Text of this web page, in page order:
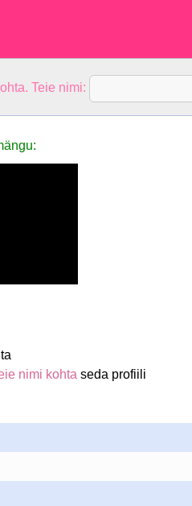
Teie nimi:
nimi kohta seda profiili